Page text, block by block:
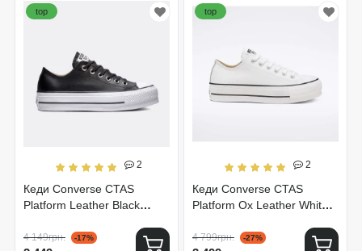
2
Кеди Converse CTAS
Platform Leather Black
top
4 149грн. -17%
2
Кеди Converse CTAS
Platform Ox Leather White
top
4 799грн. -27%